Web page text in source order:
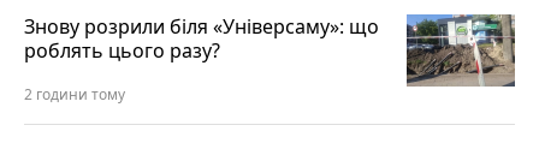
Знову розрили біля «Універсаму»: що
роблять цього разу?
2 години тому